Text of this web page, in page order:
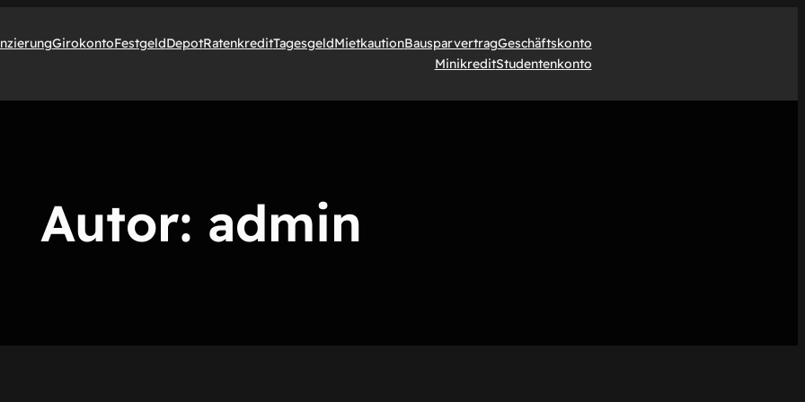
GirokontoFestgeldDepotRatenkreditTagesgeldMietkautionBausparvertragGeschäftskonto
MinikreditStudentenkonto
Autor: admin